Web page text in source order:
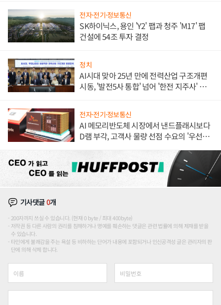
전자·전기·정보통신
SK하이닉스, 용인 'Y2' 팹과 청주 'M17' 팹
건설에 54조 투자 결정
정치
AI시대 맞아 25년 만에 전력산업 구조개편
시동, '발전5사 통합' 넘어 '한전 지주사' 재편
전자·전기·정보통신
AI 메모리반도체 시장에서 낸드플래시보다
D램 부각, 고객사 물량 선점 수요의 '우선순
기사댓글0개
200자까지 쓰실 수 있습니다. (현재 0 byte / 최대 400byte)
저작권 등 다른 사람의 권리를 침해하거나 명예를 훼손하는 댓글은 관련 법률에 의해 제재를 받을
수 있습니다.
타인에게 불쾌감을 주는 욕설 등 비하하는 단어가 내용에 포함되거나 인신공격성 글은 관리자의 판
단에 의해 삭제 합니다.